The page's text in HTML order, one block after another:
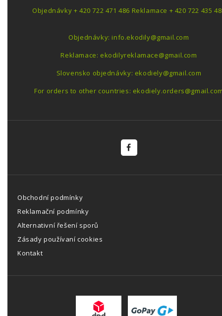
Objednávky + 420 722 471 486 Reklamace + 420 722 435
Objednávky: info.ekodily@gmail.com
Reklamace: ekodilyreklamace@gmail.com
Slovensko objednávky: ekodiely@gmail.com
For orders to other countries:
Obchodní podmínky
Reklamační podmínky
Alternativní řešení sporů
Zásady používaní cookies
Kontakt